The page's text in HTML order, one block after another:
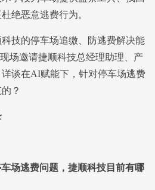
绝恶意逃费行为。
的停车场追缴、防逃费解决能
场邀请捷顺科技总经理助理、产
谈在AI赋能下，针对停车场逃费
？
场逃费问题，捷顺科技目前有哪